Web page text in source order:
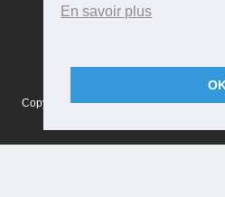
En savoir plus
Copyright © 2015 DOCRENDEZVOUS,